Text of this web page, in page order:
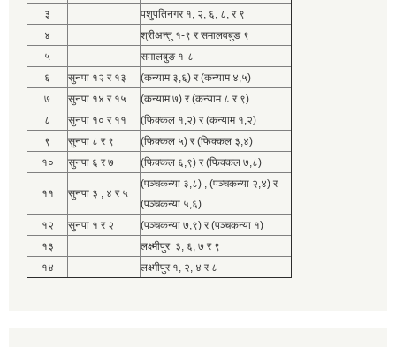
३
पशुपतिनगर १, २, ६, ८, र ९
४
श्रीअन्तु १-९ र समालवबुङ ९
५
समालबुङ १-८
६
सुनपा १२ र १३
(कन्याम ३,६) र (कन्याम ४,५)
७
सुनपा १४ र १५
(कन्याम ७) र (कन्याम ८ र ९)
८
सुनपा १० र ११
(फिक्कल १,२) र (कन्याम १,२)
९
सुनपा ८ र ९
(फिक्कल ५) र (फिक्कल ३,४)
१०
सुनपा ६ र ७ (फिक्कल ६,९) र (फिक्कल ७,८)
११ सुनपा ३ , ४ र ५
(पञ्चकन्या ३,८) , (पञ्चकन्या २,४) र
(पञ्चकन्या ५,६)
१२
सुनपा १ र २
(पञ्चकन्या ७,९) र (पञ्चकन्या १)
१३
लक्ष्मीपुर ३, ६, ७ र ९
१४
लक्ष्मीपुर १, २, ४ र ८